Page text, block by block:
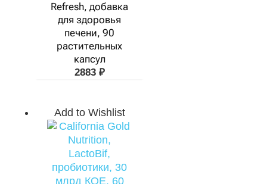
Refresh, добавка
для здоровья
печени, 90
растительных
капсул
2883 ₽
Add to Wishlist